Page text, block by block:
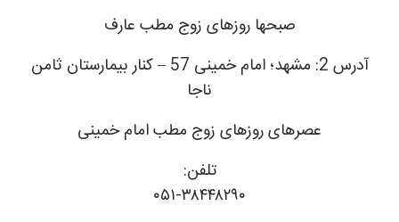
صبحها روزهای زوج مطب عارف
آدرس 2: مشهد؛ امام خمینی 57 – کنار بیمارستان ثامن
ناجا
عصرهای روزهای زوج مطب امام خمینی
تلفن:
۰۵۱-۳۸۴۴۸۲۹۰